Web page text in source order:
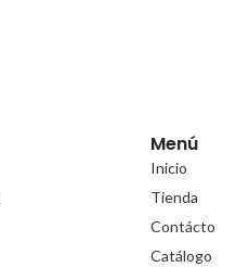
Menú
Inicio
Tienda
Contácto
Catálogo